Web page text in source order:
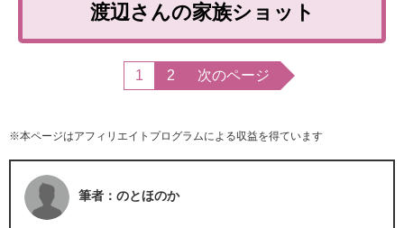
渡辺さんの家族ショット
1 2 次のページ
※本ページはアフィリエイトプログラムによる収益を得ています
筆者：のとほのか